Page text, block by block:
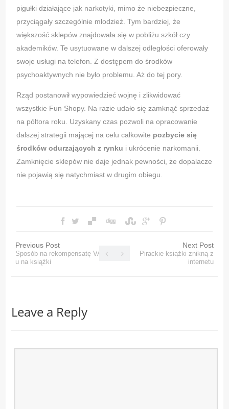
pigułki działające jak narkotyki, mimo że niebezpieczne,
przyciągały szczególnie młodzież. Tym bardziej, że
większość sklepów znajdowała się w pobliżu szkół czy
akademików. Te usytuowane w dalszej odległości oferowały
swoje usługi na telefon. Z dostępem do środków
psychoaktywnych nie było problemu. Aż do tej pory.
Rząd postanowił wypowiedzieć wojnę i zlikwidować
wszystkie Fun Shopy. Na razie udało się zamknąć sprzedaż
na półtora roku. Uzyskany czas pozwoli na opracowanie
dalszej strategii mającej na celu całkowite pozbycie się
środków odurzających z rynku i ukrócenie narkomanii.
Zamknięcie sklepów nie daje jednak pewności, że dopalacze
nie pojawią się natychmiast w drugim obiegu.
Previous Post
Sposób na rekompensatę VAT-
u na książki
Next Post
Pirackie książki znikną z
internetu
Leave a Reply